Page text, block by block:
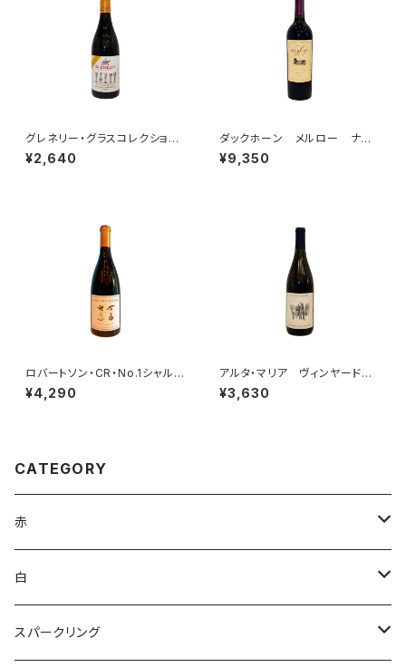
グレネリー・グラスコレクション・
¥2,640
ダックホーン メルロー ナパ・
ヴァレー 2023【50周年ラベ
ル】
¥9,350
ロバートソン・CR・No.1シャルド
ネ 2024
¥4,290
アルタ・マリア ヴィンヤード
シャルドネ 2021
¥3,630
CATEGORY
赤
ブルゴーニュ
ボルドー
白
アルザス
スパークリング